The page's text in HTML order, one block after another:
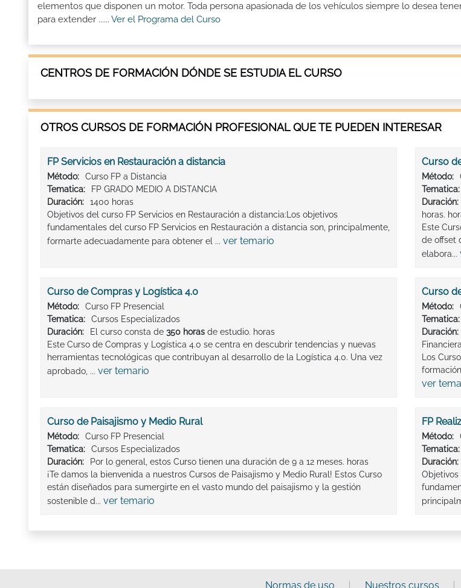
elementos que disponen un motor. Toda persona apasionada de los vehículos siempre lo desea
para extender ...... Ver el Programa del Curso
CENTROS DE FORMACIÓN DÓNDE SE ESTUDIA EL CURSO
OTROS CURSOS DE FORMACIÓN PROFESIONAL QUE TE PUEDEN INTERESAR
FP Servicios en Restauración a distancia
Método:
Curso FP a Distancia
Tematica:
FP GRADO MEDIO A DISTANCIA
Duración:
1400 horas
Objetivos del curso FP Servicios en Restauración a distancia:Los objetivos
fundamentales del curso FP Servicios en Restauración a distancia son, principalmente,
formarte adecuadamente para obtener el ... ver temario
Curso
Método:
Tematica:
Duración:
horas.
Este
de offset
elabora...
Curso de Compras y Logística 4.0
Método:
Curso FP Presencial
Tematica:
Cursos Especializados
Duración:
El curso consta de 350 horas de estudio. horas
Este Curso de Compras y Logística 4.0 se centra en descubrir tendencias y nuevas
herramientas tecnológicas que contribuyan al desarrollo de la Logística 4.0. Una vez
aprobado, ... ver temario
Curso
Método:
Tematica:
Duración:
Los
ver
Curso de Paisajismo y Medio Rural
Método:
Curso FP Presencial
Tematica:
Cursos Especializados
Duración:
Por lo general, estos Curso tienen una duración de 9 a 12 meses. horas
¡Te damos la bienvenida a nuestros Cursos de Paisajismo y Medio Rural! Estos Curso
están diseñados para sumergirte en el vasto mundo del paisajismo y la gestión
sostenible d... ver temario
FP
Método:
Tematica:
Duración:
Objetivos
Normas de uso Nuestros cursos